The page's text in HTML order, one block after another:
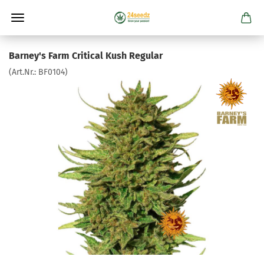
Barney's Farm Critical Kush Regular
(Art.Nr.: BF0104)